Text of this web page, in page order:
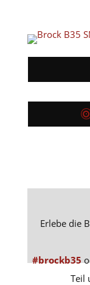
Erlebe die
#brockb35
Teil